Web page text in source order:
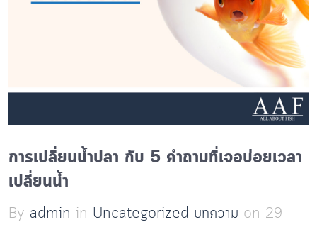
การเปลี่ยนน้ำปลา กับ 5 คำถามที่เจอบ่อยเวลา
เปลี่ยนน้ำ
By admin in Uncategorized บทความ on 29